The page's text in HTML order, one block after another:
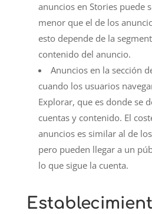
anuncios en Stories puede
menor que el de los
esto depende de la
contenido del anuncio.
Anuncios en la sección
cuando los usuarios
Explorar, que es donde se
cuentas y contenido. El
anuncios es similar al de
pero pueden llegar a un
lo que sigue la cuenta.